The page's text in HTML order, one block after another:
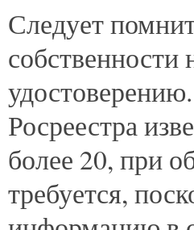
Следует
Росреестра
более 20, при
требуется,